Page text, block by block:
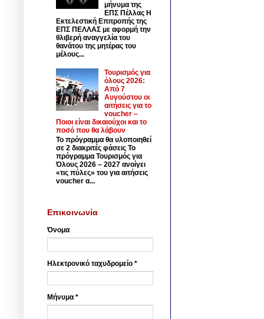
μήνυμα της
ΕΠΣ Πέλλας Η
Εκτελεστική Επιτροπής της
ΕΠΣ ΠΕΛΛΑΣ με αφορμή την
θλιβερή αναγγελία του
θανάτου της μητέρας του
μέλους...
Τουρισμός για
όλους 2026:
Από 7
Αυγούστου οι
αιτήσεις για το
voucher –
Ποιοι είναι δικαιούχοι και το
ποσό που θα λάβουν
Το πρόγραμμα θα υλοποιηθεί
σε 2 διακριτές φάσεις Το
πρόγραμμα Τουρισμός για
Όλους 2026 – 2027 ανοίγει
«τις πύλες» του για αιτήσεις
voucher α...
Επικοινωνία
Όνομα
Ηλεκτρονικό ταχυδρομείο *
Μήνυμα *